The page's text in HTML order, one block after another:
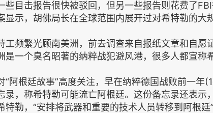
目击报告很快被驳回，但另一些报告则花费了FBI
显示，胡佛局长在全球范围内展开过对希特勒的大
频繁光顾南美洲，前去调查来自报纸文章和自愿
是一个臭名昭著的纳粹战犯避风港，很多人都宣称
根廷故事”高度关注，早在纳粹德国战败前一年
录，称希特勒可能流亡阿根廷。这份备忘录还表示
特勒，“安排将武器和重要的技术人员转移到阿根廷”